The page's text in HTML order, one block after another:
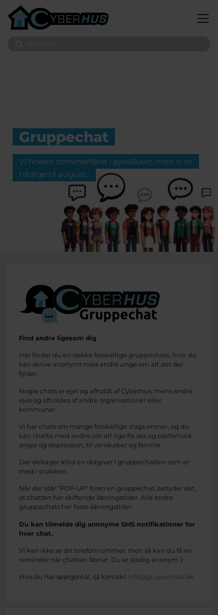
Gruppechat
Vi holder sommerferie i øjeblikket, men vi er
tilbage til august.
Find andre ligesom dig
Her finder du en række forskellige gruppechats, hvor du
kan skrive anonymt med andre unge om alt det der
fylder.
Nogle chats er ejet og afholdt af Cyberhus, mens andre
ejes og afholdes af andre organisationer eller
kommuner.
Vi har chats om mange forskellige slags emner, og du
kan chatte med andre om alt lige fra sex og parforhold,
angst og depression, til venskaber og familie.
Der deltager altid en rådgiver i gruppechatten som er
med i snakken.
Når der står "POP-UP" foran en gruppechat, betyder det,
at chatten har skiftende åbningstider. Alle andre
gruppechats har faste åbningstider.
Du kan tilmelde dig anonyme SMS notifikationer for
hver chat.
Vi kan ikke se dit telefonnummer, men så kan du få en
reminder når chatten åbner. Du er stadig anonym :)
Hvis du har spørgsmål, så kontakt info@gruppechat.dk